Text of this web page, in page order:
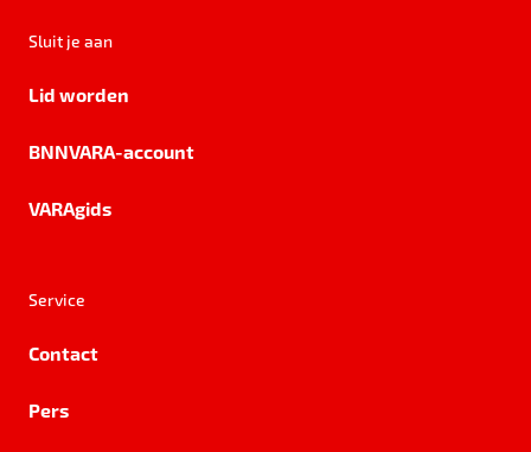
Sluit je aan
Lid worden
BNNVARA-account
VARAgids
Service
Contact
Pers